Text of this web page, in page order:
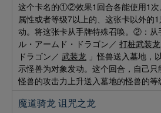
这个卡名的①②效果1回合各能使用1
属性或者等级7以上的、这张卡以外的
动。将这张卡从手牌特殊召唤。②：从
ル・アームド・ドラゴン／ 打桩武装龙
ドラゴン／ 武装龙 」怪兽送入墓地，
示怪兽为对象发动。这个回合，自己
怪兽的攻击力上升送入墓地的怪兽的等
魔道骑龙 诅咒之龙